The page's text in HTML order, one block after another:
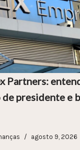
Partners:
presidente e
agosto 9, 2026